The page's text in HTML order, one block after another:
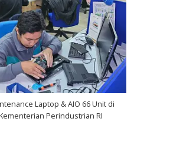
Laptop & AIO 66 Unit di
Perindustrian RI